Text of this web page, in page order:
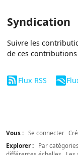
Syndication
Suivre les
de ces
Flux RSS
Vous : Se connecter
Explorer :
Par catégories